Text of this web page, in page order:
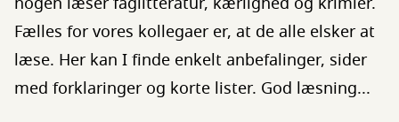
Fælles for vores kollegaer er, at de alle elsker at
læse. Her kan I finde enkelt anbefalinger, sider
med forklaringer og korte lister. God læsning...